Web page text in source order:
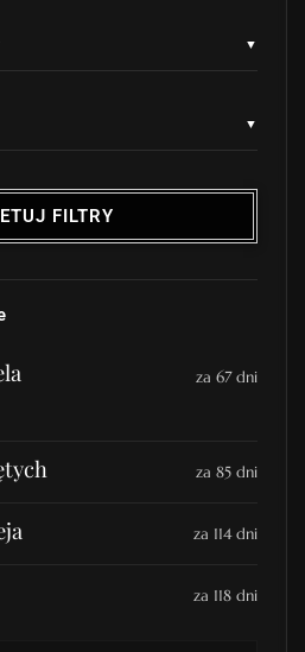
FILTRY
za 67 dni
za 85 dni
za 114 dni
za 118 dni